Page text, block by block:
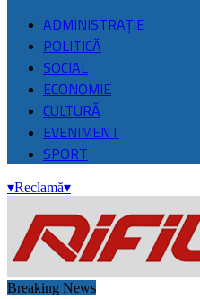
ADMINISTRAȚIE
POLITICĂ
SOCIAL
ECONOMIE
CULTURĂ
EVENIMENT
SPORT
▾Reclamă▾
Breaking News